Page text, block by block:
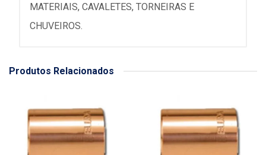
MATERIAIS, CAVALETES, TORNEIRAS E
CHUVEIROS.
Produtos Relacionados